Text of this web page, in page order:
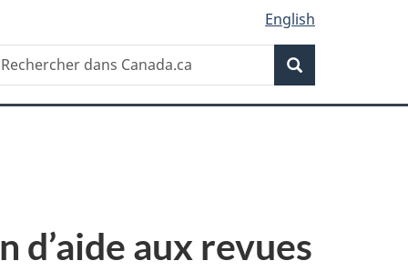
English
Recherche
d’aide aux revues